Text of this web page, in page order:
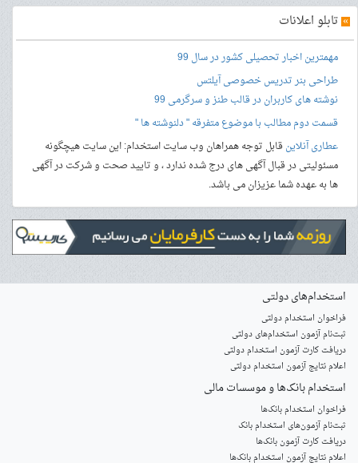
» تابلو اعلانات
مهمترین اخبار تحصیلی کشور در سال 99
طراحی بنرتدریس خصوصی آیلتس
نوشته های کاربران در قالب طنز و سرگرمی 99
قسمت دوم مطالب با موضوع متفرقه " دلنوشته ها "
عطاری آنلاینقابل توجه همراهان وب سایت استخدام: این سایت هیچگونه
مسئولیتی در قبال آگهی های درج شده ندارد ، و تایید صحت و شرکت در آگهی
ها به عهده شما عزیزان می باشد.
استخدام‌های دولتی
فراخوان استخدام دولتی
ثبت‌نام آزمون‌ استخدام‌های دولتی
دریافت کارت آزمون استخدام دولتی
اعلام نتایج آزمون استخدام دولتی
استخدام‌ بانک‌ها و موسسات مالی
فراخوان استخدام بانک‌ها
‌ثبت‌نام آزمون‌های استخدام بانک
دریافت کارت آزمون بانک‌ها
اعلام نتایج آزمون استخدام بانک‌ها